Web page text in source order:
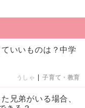
いいものは？中学
うしゃ |子育て・教育
兄弟がいる場合、